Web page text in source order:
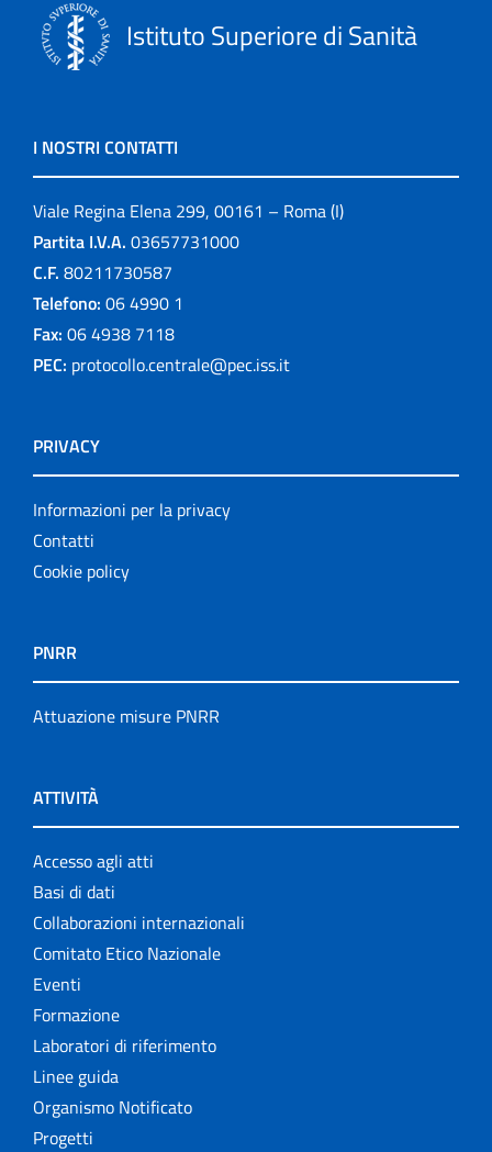
Istituto Superiore di Sanità
I NOSTRI CONTATTI
Viale Regina Elena 299, 00161 – Roma (I)
Partita I.V.A. 03657731000
C.F. 80211730587
Telefono: 06 4990 1
Fax: 06 4938 7118
PEC: protocollo.centrale@pec.iss.it
PRIVACY
Informazioni per la privacy
Contatti
Cookie policy
PNRR
Attuazione misure PNRR
ATTIVITÀ
Accesso agli atti
Basi di dati
Collaborazioni internazionali
Comitato Etico Nazionale
Eventi
Formazione
Laboratori di riferimento
Linee guida
Organismo Notificato
Progetti